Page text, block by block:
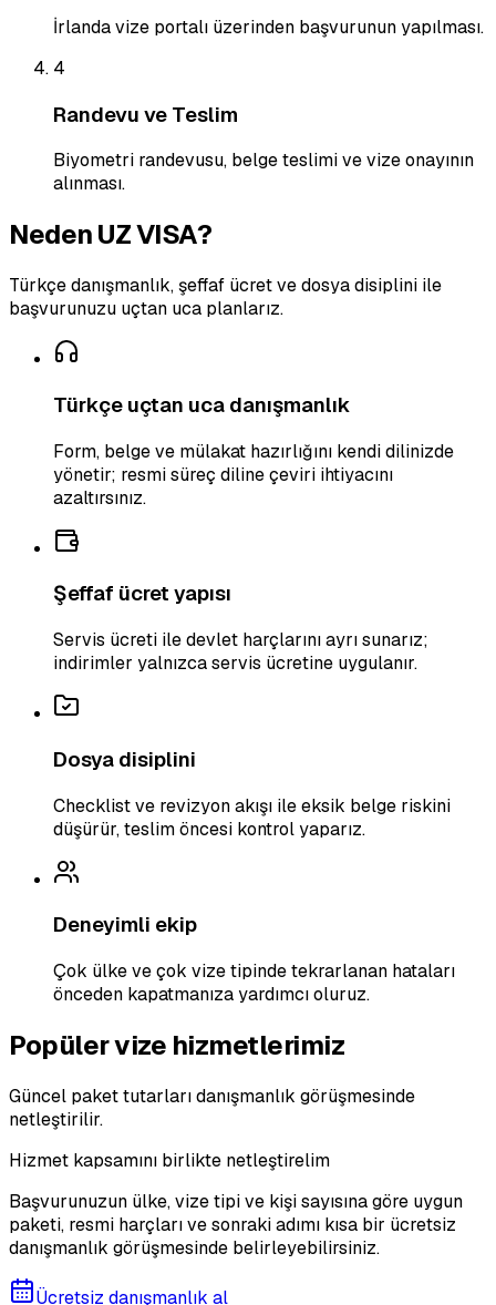
İrlanda vize portalı üzerinden başvurunun yapılması.
4
Randevu ve Teslim
Biyometri randevusu, belge teslimi ve vize onayının
alınması.
Neden UZ VISA?
Türkçe danışmanlık, şeffaf ücret ve dosya disiplini ile
başvurunuzu uçtan uca planlarız.
Türkçe uçtan uca danışmanlık
Form, belge ve mülakat hazırlığını kendi dilinizde
yönetir; resmi süreç diline çeviri ihtiyacını
azaltırsınız.
Şeffaf ücret yapısı
Servis ücreti ile devlet harçlarını ayrı sunarız;
indirimler yalnızca servis ücretine uygulanır.
Dosya disiplini
Checklist ve revizyon akışı ile eksik belge riskini
düşürür, teslim öncesi kontrol yaparız.
Deneyimli ekip
Çok ülke ve çok vize tipinde tekrarlanan hataları
önceden kapatmanıza yardımcı oluruz.
Popüler vize hizmetlerimiz
Güncel paket tutarları danışmanlık görüşmesinde
netleştirilir.
Hizmet kapsamını birlikte netleştirelim
Başvurunuzun ülke, vize tipi ve kişi sayısına göre uygun
paketi, resmi harçları ve sonraki adımı kısa bir ücretsiz
danışmanlık görüşmesinde belirleyebilirsiniz.
Ücretsiz danışmanlık al